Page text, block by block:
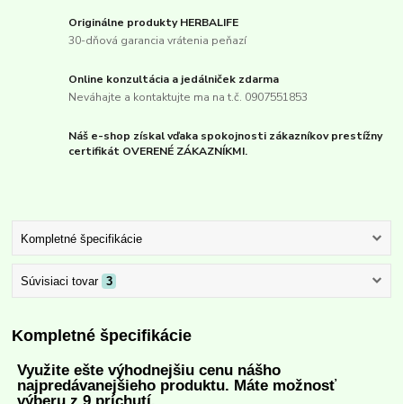
Originálne produkty HERBALIFE
30-dňová garancia vrátenia peňazí
Online konzultácia a jedálniček zdarma
Neváhajte a kontaktujte ma na t.č. 0907551853
Náš e-shop získal vďaka spokojnosti zákazníkov prestížny
certifikát OVERENÉ ZÁKAZNÍKMI.
Kompletné špecifikácie
Súvisiaci tovar 3
Kompletné špecifikácie
Využite ešte výhodnejšiu cenu nášho
najpredávanejšieho produktu. Máte možnosť